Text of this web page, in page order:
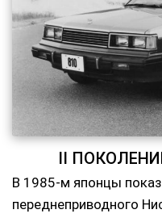
II
В 1985-м японцы
переднеприводного